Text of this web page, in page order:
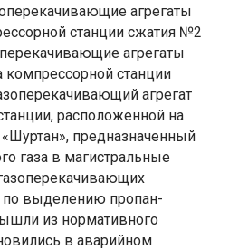
агрегаты
станции сжатия №2
агрегаты
станции
агрегат
расположенной на
предназначенный
газа в магистральные
по выделению пропан-
из нормативного
в аварийном